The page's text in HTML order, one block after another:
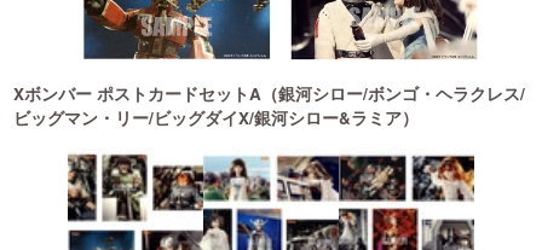
Xボンバー ポストカードセットA（銀河シロー/ボンゴ・ヘラクレス/
ビッグマン・リー/ビッグダイX/銀河シロー&ラミア）